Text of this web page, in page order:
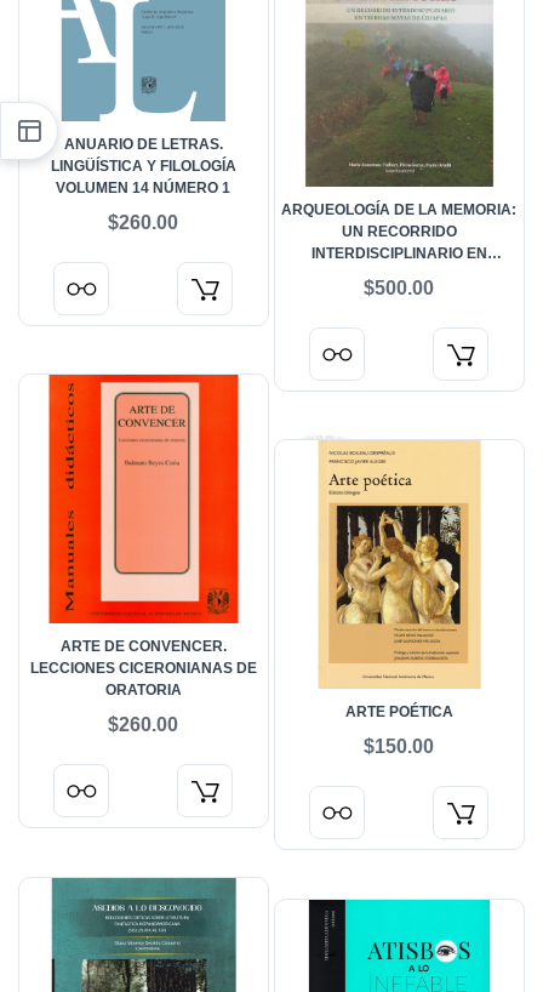
ANUARIO DE LETRAS.
LINGÜÍSTICA Y FILOLOGÍA
VOLUMEN 14 NÚMERO 1
$260.00
ARQUEOLOGÍA DE LA MEMORIA:
UN RECORRIDO
INTERDISCIPLINARIO EN
$500.00
ARTE DE CONVENCER.
LECCIONES CICERONIANAS DE
ORATORIA
$260.00
ARTE POÉTICA
$150.00